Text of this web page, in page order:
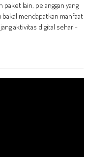
lain, pelanggan yang
mendapatkan manfaat
aktivitas digital sehari-